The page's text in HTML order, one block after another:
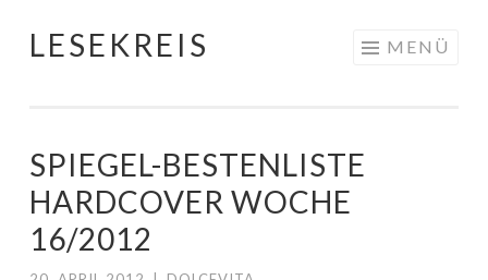
Springe
LESEKREIS MENÜ
SPIEGEL-BESTENLISTE
HARDCOVER WOCHE
16/2012